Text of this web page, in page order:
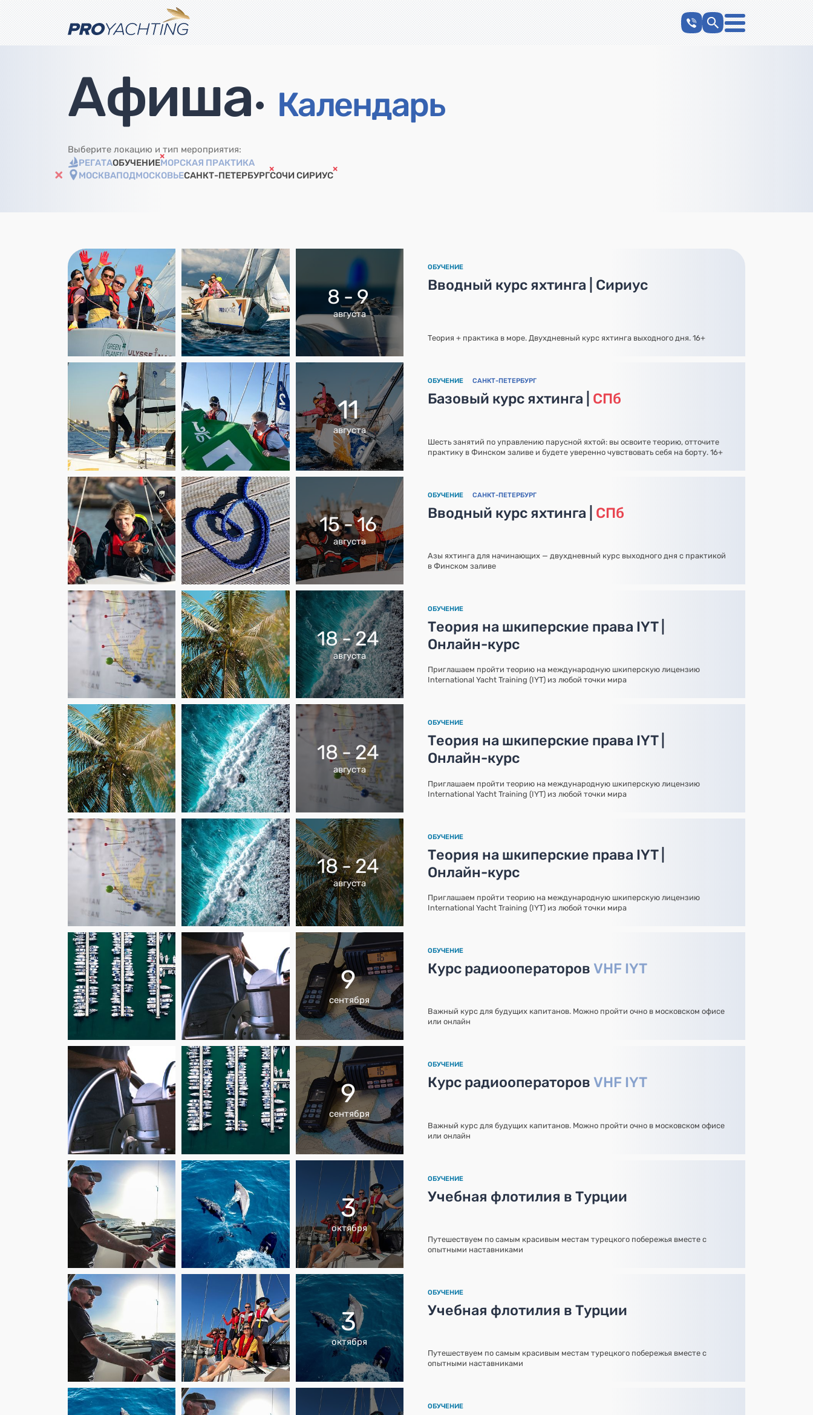
Афиша• Календарь
Выберите локацию и тип мероприятия:
РЕГАТАОБУЧЕНИЕМОРСКАЯ ПРАКТИКА
МОСКВАПОДМОСКОВЬЕСАНКТ-ПЕТЕРБУРГСОЧИ СИРИУС
8 - 9
августа
ОБУЧЕНИЕ
Вводный курс яхтинга | Сириус
Теория + практика в море. Двухдневный курс яхтинга выходного дня. 16+
11
августа
ОБУЧЕНИЕ САНКТ-ПЕТЕРБУРГ
Базовый курс яхтинга | СПб
Шесть занятий по управлению парусной яхтой: вы освоите теорию, отточите
практику в Финском заливе и будете уверенно чувствовать себя на борту. 16+
15 - 16
августа
ОБУЧЕНИЕ САНКТ-ПЕТЕРБУРГ
Вводный курс яхтинга | СПб
Азы яхтинга для начинающих — двухдневный курс выходного дня с практикой
в Финском заливе
18 - 24
августа
ОБУЧЕНИЕ
Теория на шкиперские права IYT |
Онлайн-курс
Приглашаем пройти теорию на международную шкиперскую лицензию
International Yacht Training (IYT) из любой точки мира
18 - 24
августа
ОБУЧЕНИЕ
Теория на шкиперские права IYT |
Онлайн-курс
Приглашаем пройти теорию на международную шкиперскую лицензию
International Yacht Training (IYT) из любой точки мира
18 - 24
августа
ОБУЧЕНИЕ
Теория на шкиперские права IYT |
Онлайн-курс
Приглашаем пройти теорию на международную шкиперскую лицензию
International Yacht Training (IYT) из любой точки мира
9
сентября
ОБУЧЕНИЕ
Курс радиооператоров VHF IYT
Важный курс для будущих капитанов. Можно пройти очно в московском офисе
или онлайн
9
сентября
ОБУЧЕНИЕ
Курс радиооператоров VHF IYT
Важный курс для будущих капитанов. Можно пройти очно в московском офисе
или онлайн
3
октября
ОБУЧЕНИЕ
Учебная флотилия в Турции
Путешествуем по самым красивым местам турецкого побережья вместе с
опытными наставниками
3
октября
ОБУЧЕНИЕ
Учебная флотилия в Турции
Путешествуем по самым красивым местам турецкого побережья вместе с
опытными наставниками
ОБУЧЕНИЕ